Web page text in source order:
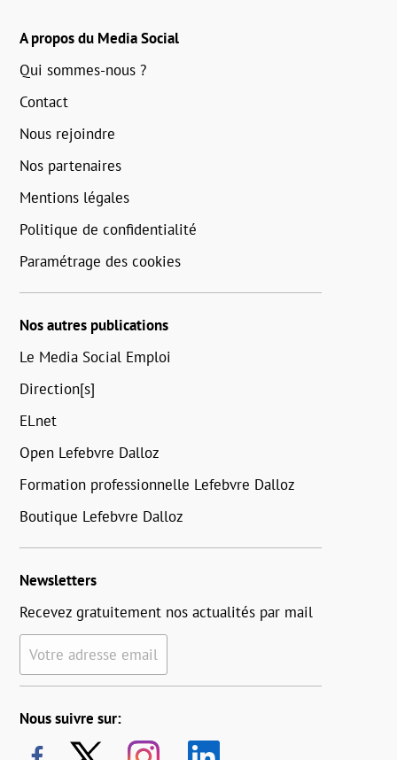
A propos du Media Social
Qui sommes-nous ?
Contact
Nous rejoindre
Nos partenaires
Mentions légales
Politique de confidentialité
Paramétrage des cookies
Nos autres publications
Le Media Social Emploi
Direction[s]
ELnet
Open Lefebvre Dalloz
Formation professionnelle Lefebvre Dalloz
Boutique Lefebvre Dalloz
Newsletters
Recevez gratuitement nos actualités par mail
Votre adresse email
Nous suivre sur: